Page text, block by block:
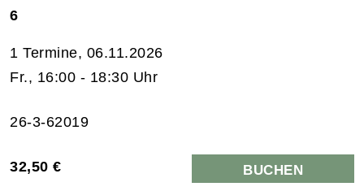
6
1 Termine, 06.11.2026
Fr., 16:00 - 18:30 Uhr
26-3-62019
32,50 € BUCHEN